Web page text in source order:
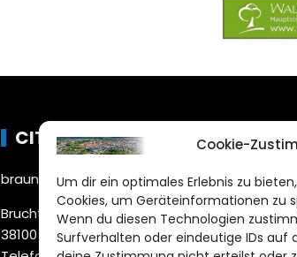
Cookie-
Um dir ein optimales Erlebnis zu
Cookies, um Geräteinformationen zu
Wenn du diesen Technologien
Surfverhalten oder eindeutige IDs auf
CITYLIFE!
braunschweig@citylifemedien.de
Bruchtorwall 12
38100 Braunschweig